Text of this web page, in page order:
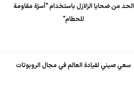
الحد من ضحايا الزلازل باستخدام "أسرّة مقاومة
للحطام"
سعي صيني لقيادة العالم في مجال الروبوتات